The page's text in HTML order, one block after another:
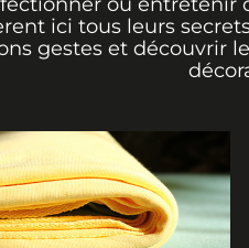
ici tous leurs
gestes et découvrir